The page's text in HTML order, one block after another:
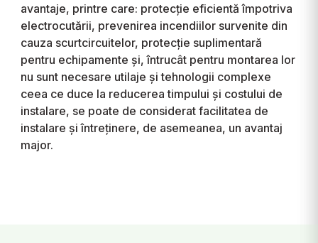
avantaje, printre care: protecție eficientă împotriva
electrocutării, prevenirea incendiilor survenite din
cauza scurtcircuitelor, protecție suplimentară
pentru echipamente și, întrucât pentru montarea lor
nu sunt necesare utilaje și tehnologii complexe
ceea ce duce la reducerea timpului și costului de
instalare, se poate de considerat facilitatea de
instalare și întreținere, de asemeanea, un avantaj
major.